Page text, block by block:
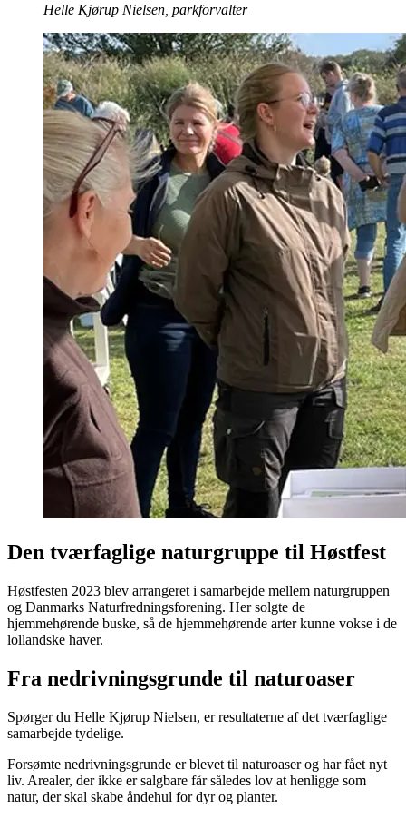
Helle Kjørup Nielsen, parkforvalter
Den tværfaglige naturgruppe til Høstfest
Høstfesten 2023 blev arrangeret i samarbejde mellem naturgruppen
og Danmarks Naturfredningsforening. Her solgte de
hjemmehørende buske, så de hjemmehørende arter kunne vokse i de
lollandske haver.
Fra nedrivningsgrunde til naturoaser
Spørger du Helle Kjørup Nielsen, er resultaterne af det tværfaglige
samarbejde tydelige.
Forsømte nedrivningsgrunde er blevet til naturoaser og har fået nyt
liv. Arealer, der ikke er salgbare får således lov at henligge som
natur, der skal skabe åndehul for dyr og planter.